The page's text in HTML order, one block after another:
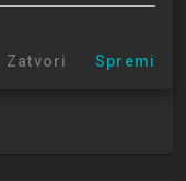
informacijskih
Zatvori Spremi